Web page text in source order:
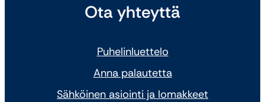
Ota yhteyttä
Puhelinluettelo
Anna palautetta
Sähköinen asiointi ja lomakkeet